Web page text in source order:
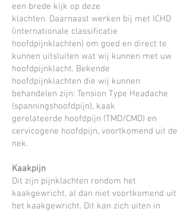
een brede kijk op deze
klachten. Daarnaast werken bij met ICHD
(internationale classificatie
hoofdpijnklachten) om goed en direct te
kunnen uitsluiten wat wij kunnen met uw
hoofdpijnklacht. Bekende
hoofdpijnklachten die wij kunnen
behandelen zijn: Tension Type Headache
(spanningshoofdpijn), kaak
gerelateerde hoofdpijn (TMD/CMD) en
cervicogene hoofdpijn, voortkomend uit de
nek.
Kaakpijn
Dit zijn pijnklachten rondom het
kaakgewricht, al dan niet voortkomend uit
het kaakgewricht. Dit kan zich uiten in